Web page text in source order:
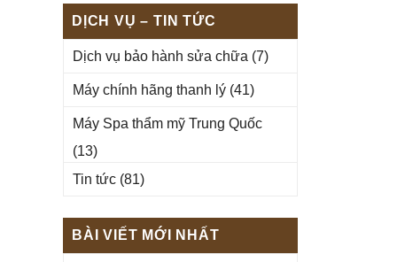
DỊCH VỤ – TIN TỨC
Dịch vụ bảo hành sửa chữa (7)
Máy chính hãng thanh lý (41)
Máy Spa thẩm mỹ Trung Quốc
(13)
Tin tức (81)
BÀI VIẾT MỚI NHẤT